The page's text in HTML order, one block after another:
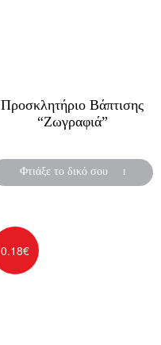
Προσκλητήριο Βάπτισης
“Ζωγραφιά”
Φτιάξε το δικό σου
0.18€